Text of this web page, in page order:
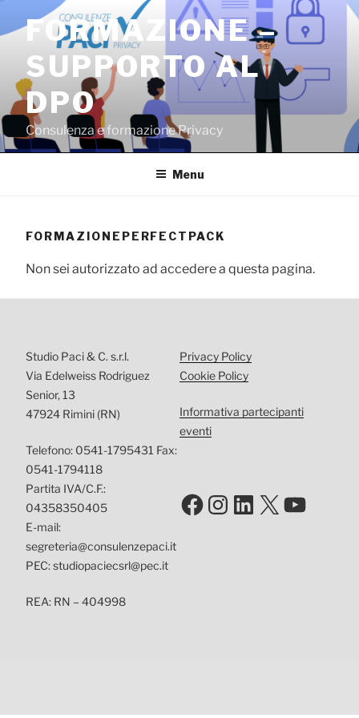
contenuto
FORMAZIONE –
SUPPORTO AL
DPO
Consulenza e formazione Privacy
Menu
FORMAZIONEPERFECTPACK
Non sei autorizzato ad accedere a questa pagina.
Studio Paci & C. s.r.l.
Via Edelweiss Rodriguez
Senior, 13
47924 Rimini (RN)
Telefono: 0541-1795431 Fax:
0541-1794118
Partita IVA/C.F.:
04358350405
E-mail:
segreteria@consulenzepaci.it
PEC: studiopaciecsrl@pec.it
REA: RN – 404998
Privacy Policy
Cookie Policy
Informativa partecipanti
eventi
Facebook
Instagram
LinkedIn
X